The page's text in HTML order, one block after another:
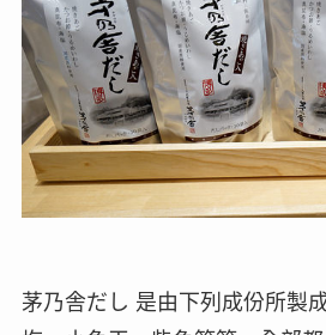
茅乃舎だし 是由下列成份所製